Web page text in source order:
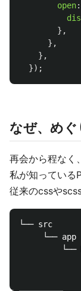
open:
},
},
},
});
なぜ、め
再会から程なく
私が知っている
従来のcssや
└── src
     └── app
└──